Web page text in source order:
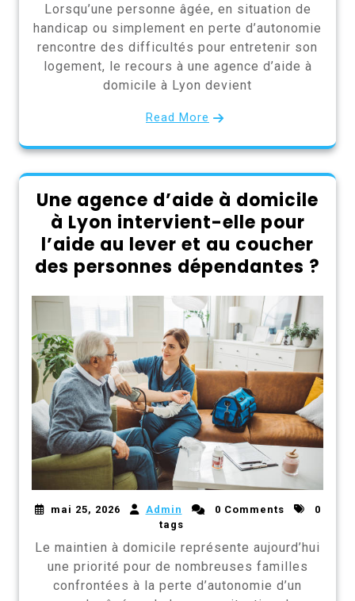
Lorsqu’une personne âgée, en situation de
handicap ou simplement en perte d’autonomie
rencontre des difficultés pour entretenir son
logement, le recours à une agence d’aide à
domicile à Lyon devient
Read More
Une agence d’aide à domicile
à Lyon intervient-elle pour
l’aide au lever et au coucher
des personnes dépendantes ?
mai 25, 2026 Admin 0 Comments
0
tags
Le maintien à domicile représente aujourd’hui
une priorité pour de nombreuses familles
confrontées à la perte d’autonomie d’un